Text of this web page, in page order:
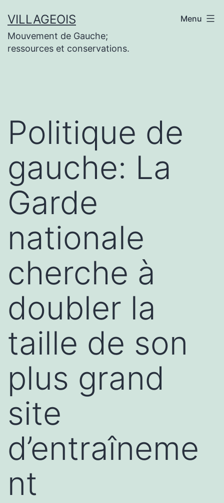
au
contenu
VILLAGEOIS
Mouvement de Gauche;
ressources et conservations.
Menu
Politique de
gauche: La
Garde
nationale
cherche à
doubler la
taille de son
plus grand
site
d’entraîneme
nt